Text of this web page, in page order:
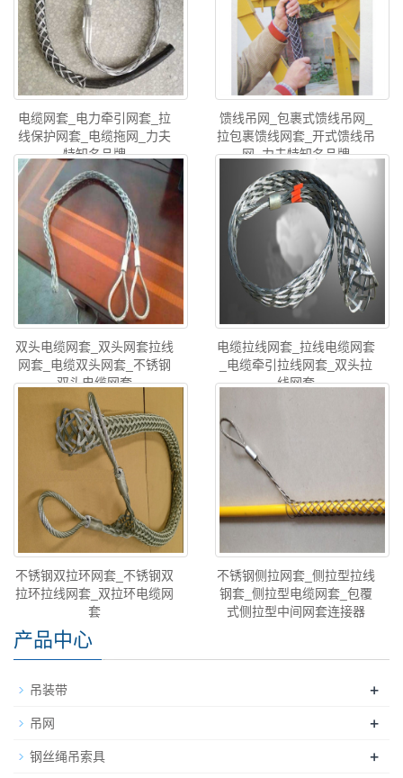
电缆网套_电力牵引网套_拉
线保护网套_电缆拖网_力夫
特知名品牌
馈线吊网_包裹式馈线吊网_
拉包裹馈线网套_开式馈线吊
网_力夫特知名品牌
双头电缆网套_双头网套拉线
网套_电缆双头网套_不锈钢
双头电缆网套
电缆拉线网套_拉线电缆网套
_电缆牵引拉线网套_双头拉
线网套
不锈钢双拉环网套_不锈钢双
拉环拉线网套_双拉环电缆网
套
不锈钢侧拉网套_侧拉型拉线
钢套_侧拉型电缆网套_包覆
式侧拉型中间网套连接器
产品中心
吊装带 +
吊网 +
钢丝绳吊索具 +